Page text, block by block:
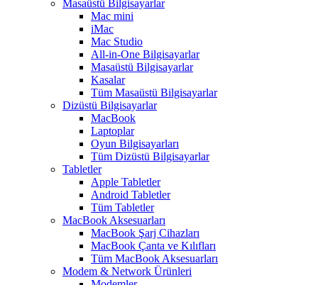
Masaüstü Bilgisayarlar
Mac mini
iMac
Mac Studio
All-in-One Bilgisayarlar
Masaüstü Bilgisayarlar
Kasalar
Tüm Masaüstü Bilgisayarlar
Dizüstü Bilgisayarlar
MacBook
Laptoplar
Oyun Bilgisayarları
Tüm Dizüstü Bilgisayarlar
Tabletler
Apple Tabletler
Android Tabletler
Tüm Tabletler
MacBook Aksesuarları
MacBook Şarj Cihazları
MacBook Çanta ve Kılıfları
Tüm MacBook Aksesuarları
Modem & Network Ürünleri